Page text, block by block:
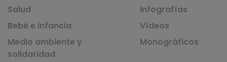
Salud
Bebé e infancia
Medio ambiente y
solidaridad
Infografías
Vídeos
Monográficos